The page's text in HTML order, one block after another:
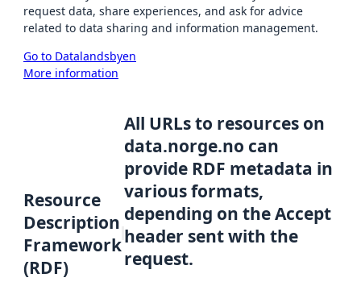
request data, share experiences, and ask for advice
related to data sharing and information management.
Go to Datalandsbyen
More information
Resource
Description
Framework
(RDF)
All URLs to resources on
data.norge.no can
provide RDF metadata in
various formats,
depending on the Accept
header sent with the
request.